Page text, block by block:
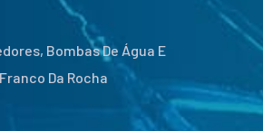
Bombas De Água E
Da Rocha